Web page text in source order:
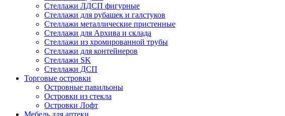
Стеллажи ЛДСП фигурные
Стеллажи для рубашек и галстуков
Стеллажи металлические пристенные
Стеллажи для Архива и склада
Стеллажи из хромированной трубы
Стеллажи для контейнеров
Стеллажи SK
Стеллажи ДСП
Торговые островки
Островные павильоны
Островки из стекла
Островки Лофт
Мебель для аптеки